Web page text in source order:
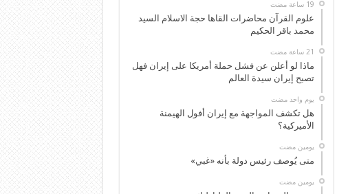
علوم القرآن محاضرات القاها حجة الاسلام السيد
محمد باقر الحكيم
ماذا لو أعلن عن فشل حملة أمريكا على إيران فهل
تصبح إيران سيدة العالم
‏يوم واحد مضت
هل تكشف المواجهة مع إيران أفول الهيمنة
الأميركية؟
‏يومين مضت
متى يُوصف رئيس دولة بأنه «غبي»
‏يومين مضت